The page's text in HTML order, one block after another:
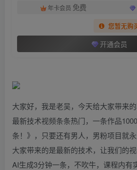
年卡会员 免费
您暂无购
开通会员
大家好，我是老吴，今天给大家带来的
最新技术视频条条热门，一条作品
条！》，只要还有男人，男粉项目就
大家带来的是最新的技术，让我们的视
AI生成3分钟一条，不吹牛，课程内有